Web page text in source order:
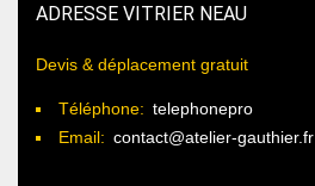
ADRESSE VITRIER NEAU
Devis & déplacement gratuit
Téléphone: telephonepro
Email: contact@atelier-gauthier.fr